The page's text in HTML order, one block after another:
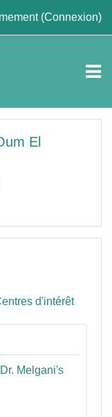
(Connexion)
El
d'intérêt
Melgani's